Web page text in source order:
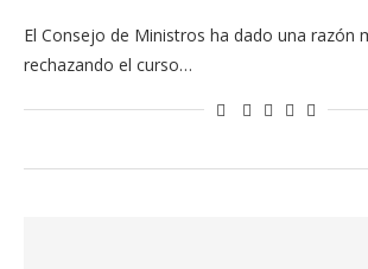
El Consejo de Ministros ha dado una razón
rechazando el curso…